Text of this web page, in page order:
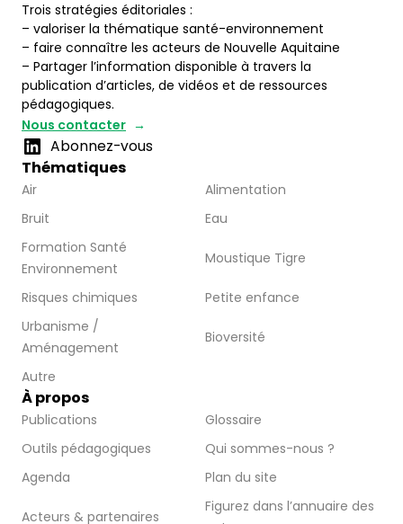
Trois stratégies éditoriales :
– valoriser la thématique santé-environnement
– faire connaître les acteurs de Nouvelle Aquitaine
– Partager l’information disponible à travers la
publication d’articles, de vidéos et de ressources
pédagogiques.
Nous contacter
Abonnez-vous
Thématiques
Air
Alimentation
Bruit
Eau
Formation Santé
Environnement
Moustique Tigre
Risques chimiques
Petite enfance
Urbanisme /
Aménagement
Bioversité
Autre
À propos
Publications
Glossaire
Outils pédagogiques
Qui sommes-nous ?
Agenda
Plan du site
Acteurs & partenaires
Figurez dans l’annuaire des